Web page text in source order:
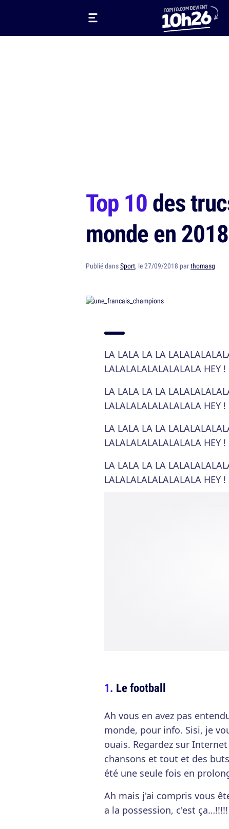
Top 10des
monde en 2018
Publié dansSport, le 27/09/2018 parthomasg
LA LALA LA LA
LALALALALALALALALA HEY !
LA LALA LA LA
LALALALALALALALALA HEY !
LA LALA LA LA
LALALALALALALALALA HEY !
LA LALA LA LA
LALALALALALALALALA HEY !
Le football
Ah vous en avez pas
monde, pour info. Sisi, je
ouais. Regardez sur
chansons et tout et des
été une seule fois en
Ah mais j'ai compris vous
a la possession, c'est ça…!!!!!